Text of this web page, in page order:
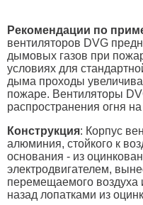
Рекомендации по
вентиляторов DVG
дымовых газов при
условиях для
дыма проходы
пожаре. Вентиляторы
распространения огня
Конструкция: Корпус
алюминия, стойкого к
основания - из
электродвигателем,
перемещаемого воздуха
назад лопатками из